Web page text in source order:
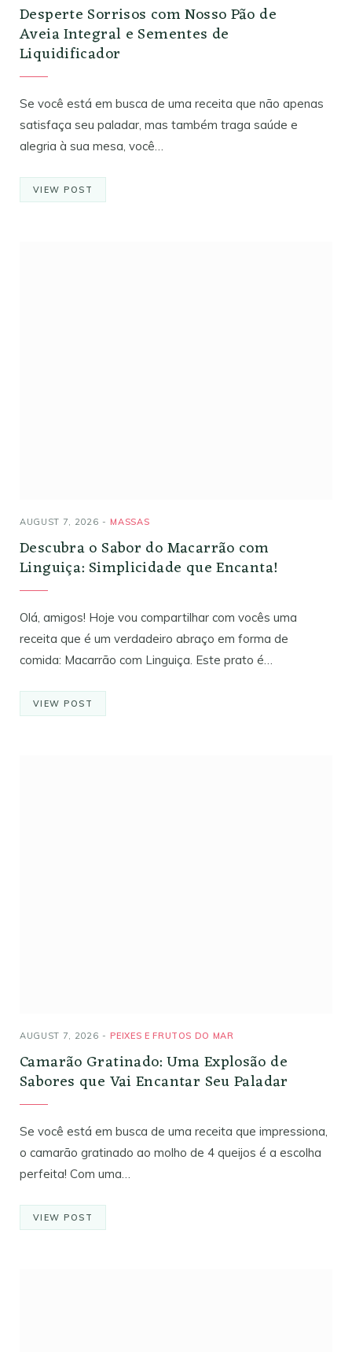
Desperte Sorrisos com Nosso Pão de
Aveia Integral e Sementes de
Liquidificador
Se você está em busca de uma receita que não apenas
satisfaça seu paladar, mas também traga saúde e
alegria à sua mesa, você…
VIEW POST
AUGUST 7, 2026 MASSAS
Descubra o Sabor do Macarrão com
Linguiça: Simplicidade que Encanta!
Olá, amigos! Hoje vou compartilhar com vocês uma
receita que é um verdadeiro abraço em forma de
comida: Macarrão com Linguiça. Este prato é…
VIEW POST
AUGUST 7, 2026 PEIXES E FRUTOS DO MAR
Camarão Gratinado: Uma Explosão de
Sabores que Vai Encantar Seu Paladar
Se você está em busca de uma receita que impressiona,
o camarão gratinado ao molho de 4 queijos é a escolha
perfeita! Com uma…
VIEW POST